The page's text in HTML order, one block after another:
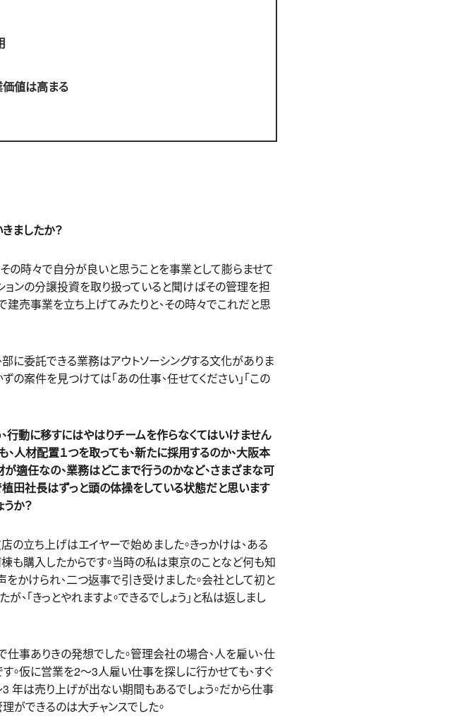
値は高まる
ましたか？
の時々で自分が良いと思うことを事業として膨らませて
ョンの分譲投資を取り扱っていると聞けばその管理を担
売事業を立ち上げてみたりと、その時々でこれだと思
に委託できる業務はアウトソーシングする文化がありま
案件を見つけては「あの仕事、任せてください」「この
行動に移すにはやはりチームを作らなくてはいけません
人材配置１つを取っても、新たに採用するのか、大阪本
適任なの、業務はどこまで行うのかなど、さまざまな可
田社長はずっと頭の体操をしている状態だと思います
か？
の立ち上げはエイヤーで始めました。きっかけは、ある
も購入したからです。当時の私は東京のことなど何も知
をかけられ、二つ返事で引き受けました。会社として初と
「きっとやれますよ。できるでしょう」と私は返しまし
事ありきの発想でした。管理会社の場合、人を雇い、仕
仮に営業を2〜3人雇い仕事を探しに行かせても、すぐ
年は売り上げが出ない期間もあるでしょう。だから仕事
ができるのは大チャンスでした。